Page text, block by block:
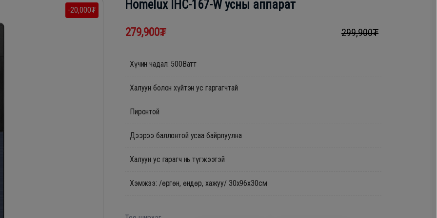
-20,000₮ Homelux IHC-167-W усны аппарат
279,900₮ 299,900₮
Хүчин чадал: 500Ватт
Халуун болон хүйтэн ус гаргагчтай
Пиронтой
Дээрээ баллонтой усаа байрлуулна
Халуун ус гарагч нь түгжээтэй
Хэмжээ: /өргөн, өндөр, хажуу/ 30х96х30см